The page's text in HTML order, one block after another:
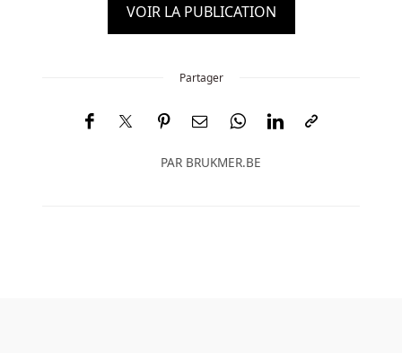
VOIR LA PUBLICATION
Partager
PAR BRUKMER.BE